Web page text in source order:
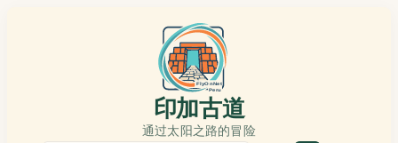
印加古道
通过太阳之路的冒险